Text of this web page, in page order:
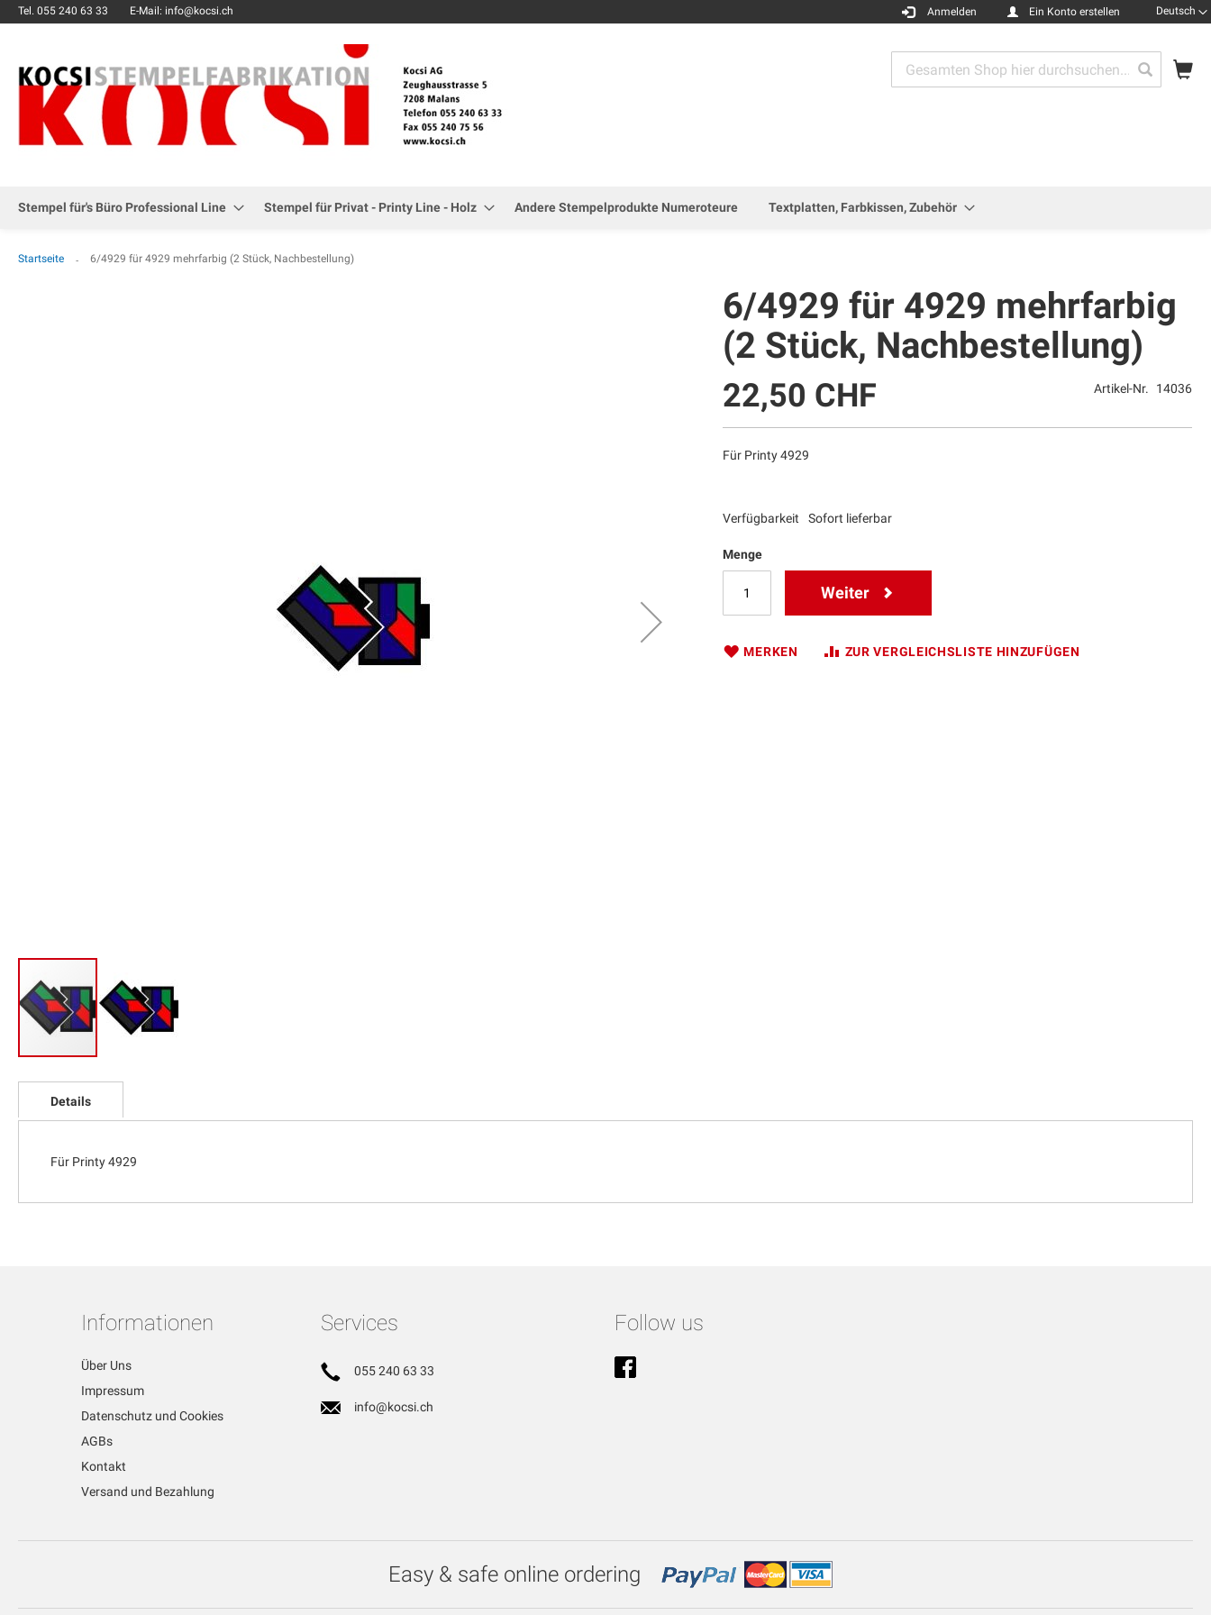
Tel. 055 240 63 33 E-Mail: info@kocsi.ch Sprache
Deutsch
Anmelden Ein Konto erstellen
Search
Stempel für's Büro Professional Line Stempel für Privat - Printy Line - Holz Andere Stempelprodukte Numeroteure Textplatten, Farbkissen, Zubehör
Startseite 6/4929 für 4929 mehrfarbig (2 Stück, Nachbestellung)
Anfang
Bildgalerie
6/4929 für 4929 mehrfarbig
(2 Stück, Nachbestellung)
22,50 CHF Artikel-Nr. 14036
Für Printy 4929
Verfügbarkeit Sofort lieferbar
Menge
Weiter
MERKEN ZUR VERGLEICHSLISTE HINZUFÜGEN
Details
Für Printy 4929
Informationen
Über Uns
Impressum
Datenschutz und Cookies
AGBs
Kontakt
Versand und Bezahlung
Services
055 240 63 33
info@kocsi.ch
Follow us
Easy & safe online ordering